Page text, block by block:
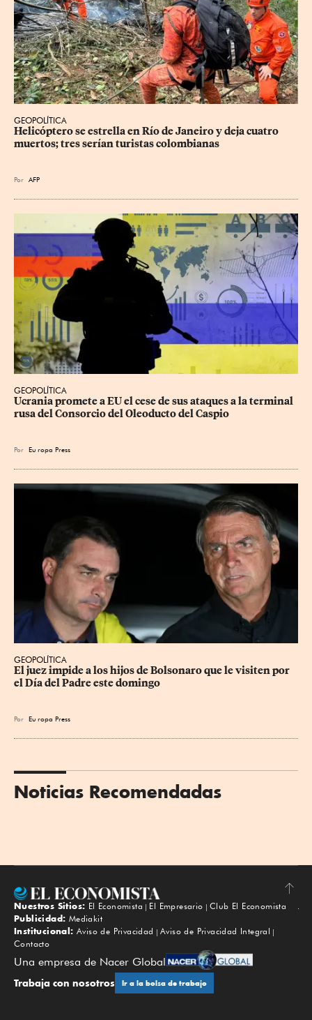
GEOPOLÍTICA
Helicóptero se estrella en Río de Janeiro y deja cuatro
muertos; tres serían turistas colombianas
Por AFP
GEOPOLÍTICA
Ucrania promete a EU el cese de sus ataques a la terminal
rusa del Consorcio del Oleoducto del Caspio
Por Eu ropa Press
GEOPOLÍTICA
El juez impide a los hijos de Bolsonaro que le visiten por
el Día del Padre este domingo
Por Eu ropa Press
Noticias Recomendadas
Subir
Nuestros Sitios: El Economista El Empresario
Club El Economista
Publicidad: Mediakit
Institucional: Aviso de Privacidad
Aviso de Privacidad Integral
Contacto
Una empresa de Nacer Global
Trabaja con nosotros Ir a la bolsa de trabajo